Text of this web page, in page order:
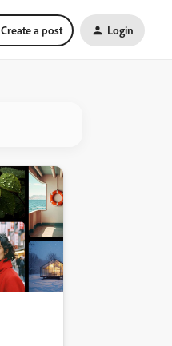
Create a post Login